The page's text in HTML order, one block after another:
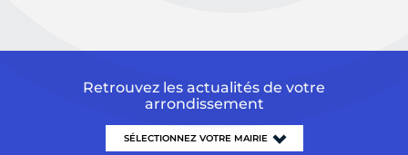
Retrouvez les actualités de votre
arrondissement